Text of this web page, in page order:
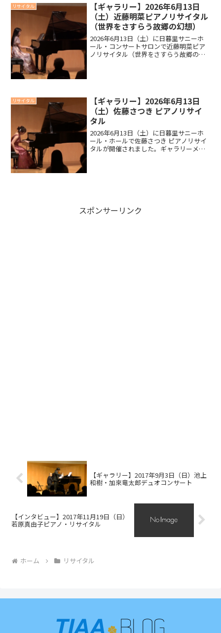
リサイタル
【ギャラリー】2026年6月13日
（土）近藤明菜ピアノリサイタル
（世界をさすらう故郷の幻想）
2026年6月13日（土）に日暮里サニーホ
ール・コンサートサロンで近藤明菜ピア
ノリサイタル（世界をさすらう故郷の幻
リサイタル
【ギャラリー】2026年6月13日
（土）佐藤さつき ピアノリサイ
タル
2026年6月13日（土）に日暮里サニーホ
ール・ホールで佐藤さつき ピアノリサイ
タルが開催されました。ギャラリーメッ
スポンサーリンク
【ギャラリー】2017年9月3日（日）池上
和樹・加來竜太郎デュオコンサート
【インタビュー】2017年11月19日（日）
若原真由子ピアノ・リサイタル
ホーム リサイタル